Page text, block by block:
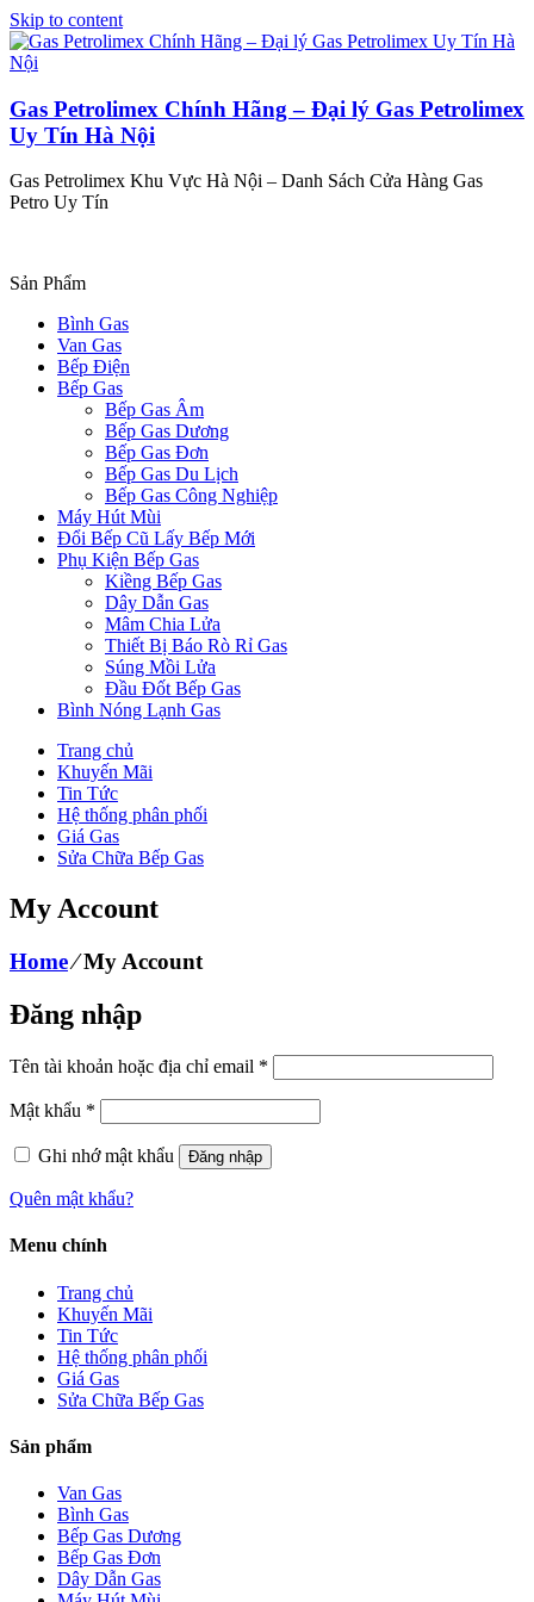
Skip to content
Gas Petrolimex Chính Hãng – Đại lý Gas Petrolimex
Uy Tín Hà Nội
Gas Petrolimex Khu Vực Hà Nội – Danh Sách Cửa Hàng Gas
Petro Uy Tín
Sản Phẩm
Bình Gas
Van Gas
Bếp Điện
Bếp Gas
Bếp Gas Âm
Bếp Gas Dương
Bếp Gas Đơn
Bếp Gas Du Lịch
Bếp Gas Công Nghiệp
Máy Hút Mùi
Đổi Bếp Cũ Lấy Bếp Mới
Phụ Kiện Bếp Gas
Kiềng Bếp Gas
Dây Dẫn Gas
Mâm Chia Lửa
Thiết Bị Báo Rò Rỉ Gas
Súng Mồi Lửa
Đầu Đốt Bếp Gas
Bình Nóng Lạnh Gas
Trang chủ
Khuyến Mãi
Tin Tức
Hệ thống phân phối
Giá Gas
Sửa Chữa Bếp Gas
My Account
Home⁄My Account
Đăng nhập
Tên tài khoản hoặc địa chỉ email *
Mật khẩu *
Ghi nhớ mật khẩu Đăng nhập
Quên mật khẩu?
Menu chính
Trang chủ
Khuyến Mãi
Tin Tức
Hệ thống phân phối
Giá Gas
Sửa Chữa Bếp Gas
Sản phẩm
Van Gas
Bình Gas
Bếp Gas Dương
Bếp Gas Đơn
Dây Dẫn Gas